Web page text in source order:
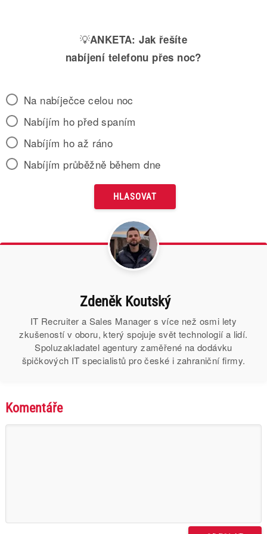
💡ANKETA: Jak řešíte
nabíjení telefonu přes noc?
Na nabíječce celou noc
Nabíjím ho před spaním
Nabíjím ho až ráno
Nabíjím průběžně během dne
Zdeněk Koutský
IT Recruiter a Sales Manager s více než osmi lety
zkušeností v oboru, který spojuje svět technologií a lidí.
Spoluzakladatel agentury zaměřené na dodávku
špičkových IT specialistů pro české i zahraniční firmy.
Komentáře